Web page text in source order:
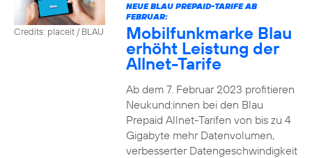
Credits: placeit / BLAU
NEUE BLAU PREPAID-TARIFE AB
FEBRUAR:
Mobilfunkmarke Blau
erhöht Leistung der
Allnet-Tarife
Ab dem 7. Februar 2023 profitieren
Neukund:innen bei den Blau
Prepaid Allnet-Tarifen von bis zu 4
Gigabyte mehr Datenvolumen,
verbesserter Datengeschwindigkeit